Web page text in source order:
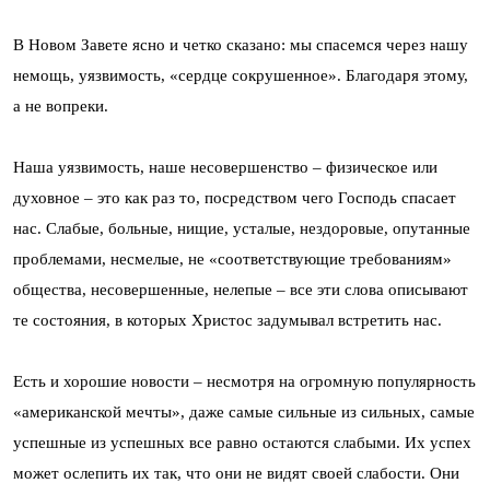
В Новом Завете ясно и четко сказано: мы спасемся через нашу
немощь, уязвимость, «сердце сокрушенное». Благодаря этому,
а не вопреки.
Наша уязвимость, наше несовершенство – физическое или
духовное – это как раз то, посредством чего Господь спасает
нас. Слабые, больные, нищие, усталые, нездоровые, опутанные
проблемами, несмелые, не «соответствующие требованиям»
общества, несовершенные, нелепые – все эти слова описывают
те состояния, в которых Христос задумывал встретить нас.
Есть и хорошие новости – несмотря на огромную популярность
«американской мечты», даже самые сильные из сильных, самые
успешные из успешных все равно остаются слабыми. Их успех
может ослепить их так, что они не видят своей слабости. Они